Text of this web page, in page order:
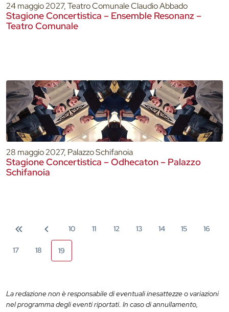
24 maggio 2027, Teatro Comunale Claudio Abbado
Stagione Concertistica – Ensemble Resonanz –
Teatro Comunale
28 maggio 2027, Palazzo Schifanoia
Stagione Concertistica – Odhecaton – Palazzo
Schifanoia
10 11 12 13 14 15 16
17 18 19
La redazione non è responsabile di eventuali inesattezze o variazioni
nel programma degli eventi riportati. In caso di annullamento,